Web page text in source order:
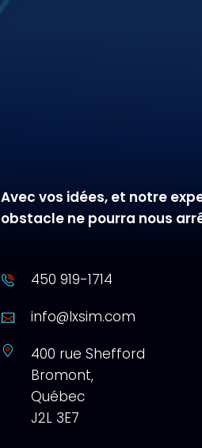
Avec vos idées, et notre
obstacle ne pourra nous
450 919-1714
info@lxsim.com
400 rue Shefford
Bromont,
Québec
J2L 3E7